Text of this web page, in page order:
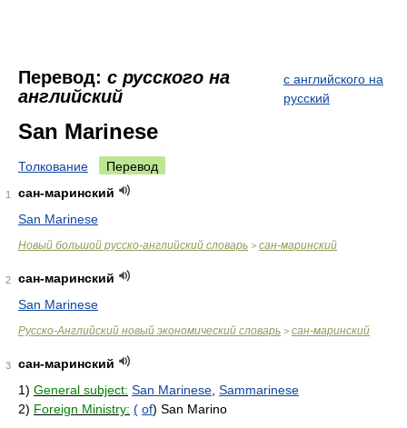
Перевод: с русского на
английский
с английского на
русский
San Marinese
Толкование Перевод
1
сан-маринский
San Marinese
Новый большой русско-английский словарь > сан-маринский
2
сан-маринский
San Marinese
Русско-Английский новый экономический словарь > сан-маринский
3
сан-маринский
1) General subject: San Marinese Sammarinese
2) Foreign Ministry: ( of) San Marino